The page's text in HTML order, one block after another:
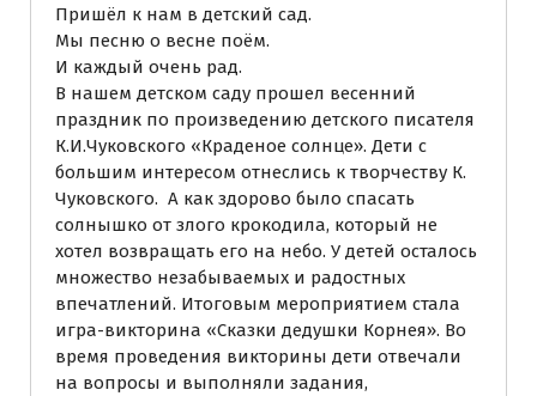
Пришёл к нам в детский сад.
Мы песню о весне поём.
И каждый очень рад.
В нашем детском саду прошел весенний
праздник по произведению детского писателя
К.И.Чуковского «Краденое солнце». Дети с
большим интересом отнеслись к творчеству К.
Чуковского. А как здорово было спасать
солнышко от злого крокодила, который не
хотел возвращать его на небо. У детей осталось
множество незабываемых и радостных
впечатлений. Итоговым мероприятием стала
игра-викторина «Сказки дедушки Корнея». Во
время проведения викторины дети отвечали
на вопросы и выполняли задания,